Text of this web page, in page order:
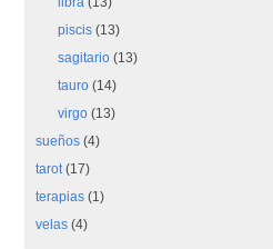
piscis (13)
sagitario (13)
tauro (14)
virgo (13)
sueños (4)
tarot(17)
terapias (1)
velas (4)